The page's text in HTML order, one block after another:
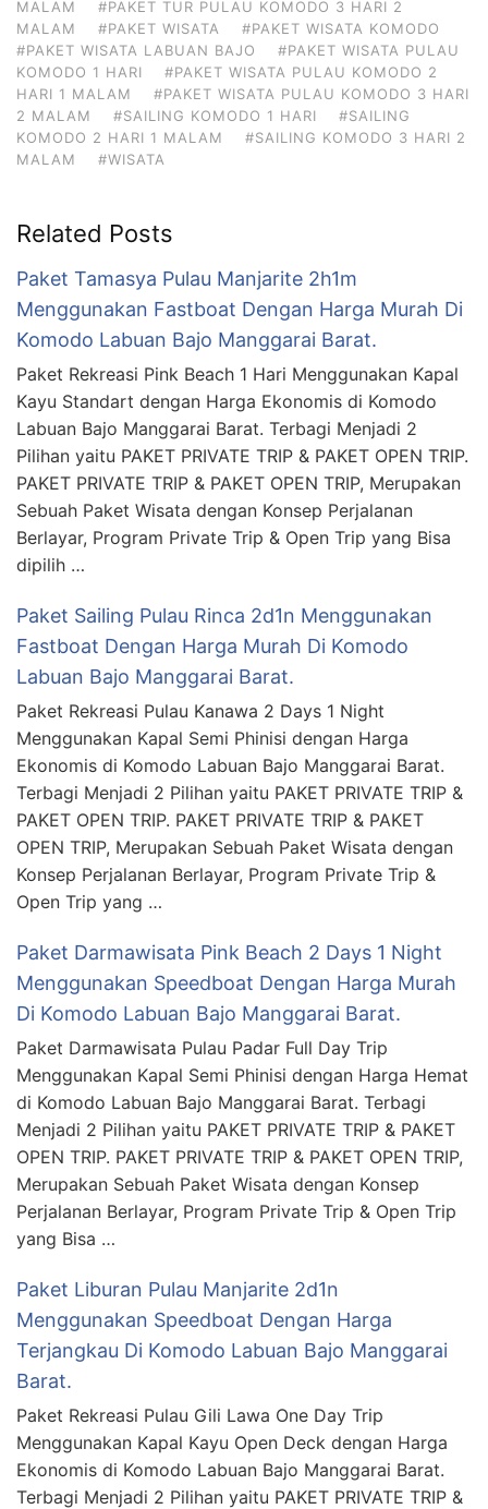
MALAM
#PAKET TUR PULAU KOMODO 3 HARI 2
MALAM
#PAKET WISATA
#PAKET WISATA KOMODO
#PAKET WISATA LABUAN BAJO
#PAKET WISATA PULAU
KOMODO 1 HARI
#PAKET WISATA PULAU KOMODO 2
HARI 1 MALAM
#PAKET WISATA PULAU KOMODO 3 HARI
2 MALAM
#SAILING KOMODO 1 HARI
#SAILING
KOMODO 2 HARI 1 MALAM
#SAILING KOMODO 3 HARI 2
MALAM
#WISATA
Related Posts
Paket Tamasya Pulau Manjarite 2h1m
Menggunakan Fastboat Dengan Harga Murah Di
Komodo Labuan Bajo Manggarai Barat.
Paket Rekreasi Pink Beach 1 Hari Menggunakan Kapal
Kayu Standart dengan Harga Ekonomis di Komodo
Labuan Bajo Manggarai Barat. Terbagi Menjadi 2
Pilihan yaitu PAKET PRIVATE TRIP & PAKET OPEN TRIP.
PAKET PRIVATE TRIP & PAKET OPEN TRIP, Merupakan
Sebuah Paket Wisata dengan Konsep Perjalanan
Berlayar, Program Private Trip & Open Trip yang Bisa
dipilih …
Paket Sailing Pulau Rinca 2d1n Menggunakan
Fastboat Dengan Harga Murah Di Komodo
Labuan Bajo Manggarai Barat.
Paket Rekreasi Pulau Kanawa 2 Days 1 Night
Menggunakan Kapal Semi Phinisi dengan Harga
Ekonomis di Komodo Labuan Bajo Manggarai Barat.
Terbagi Menjadi 2 Pilihan yaitu PAKET PRIVATE TRIP &
PAKET OPEN TRIP. PAKET PRIVATE TRIP & PAKET
OPEN TRIP, Merupakan Sebuah Paket Wisata dengan
Konsep Perjalanan Berlayar, Program Private Trip &
Open Trip yang …
Paket Darmawisata Pink Beach 2 Days 1 Night
Menggunakan Speedboat Dengan Harga Murah
Di Komodo Labuan Bajo Manggarai Barat.
Paket Darmawisata Pulau Padar Full Day Trip
Menggunakan Kapal Semi Phinisi dengan Harga Hemat
di Komodo Labuan Bajo Manggarai Barat. Terbagi
Menjadi 2 Pilihan yaitu PAKET PRIVATE TRIP & PAKET
OPEN TRIP. PAKET PRIVATE TRIP & PAKET OPEN TRIP,
Merupakan Sebuah Paket Wisata dengan Konsep
Perjalanan Berlayar, Program Private Trip & Open Trip
yang Bisa …
Paket Liburan Pulau Manjarite 2d1n
Menggunakan Speedboat Dengan Harga
Terjangkau Di Komodo Labuan Bajo Manggarai
Barat.
Paket Rekreasi Pulau Gili Lawa One Day Trip
Menggunakan Kapal Kayu Open Deck dengan Harga
Ekonomis di Komodo Labuan Bajo Manggarai Barat.
Terbagi Menjadi 2 Pilihan yaitu PAKET PRIVATE TRIP &